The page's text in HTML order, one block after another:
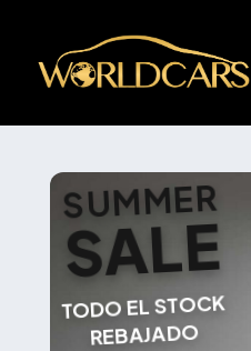
SUMMER
SALE
TODO EL STOCK
REBAJADO